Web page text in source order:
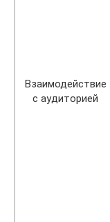
Взаимодействие
с аудиторией